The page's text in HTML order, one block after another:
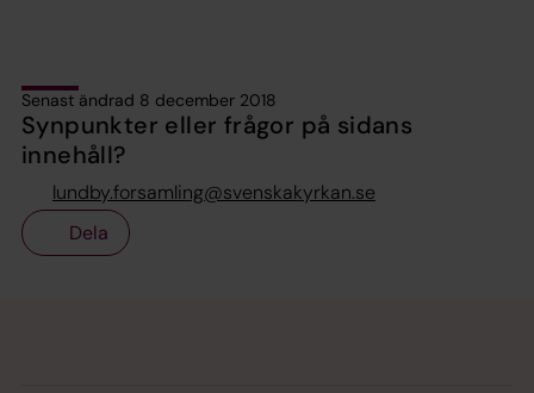
Senast ändrad 8 december 2018
Synpunkter eller frågor på sidans
innehåll?
lundby.forsamling@svenskakyrkan.se
Dela